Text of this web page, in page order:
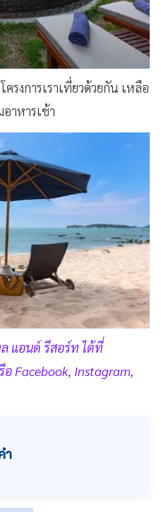
รงการเราเที่ยวด้วยกัน เหลือ
าหารเช้า
ล แอนด์ รีสอร์ท ได้ที่
อ Facebook, Instagram,
ำ